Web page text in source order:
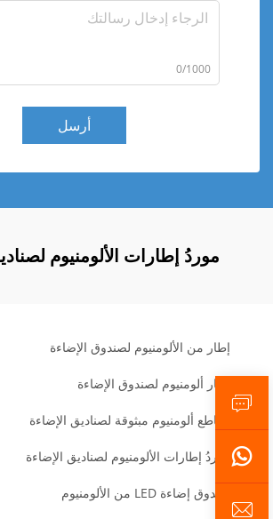
0/1000
أرسل
موردُ إطارات الألومنيوم
إطار من الألومنيوم لصندوق الإضاءة
إطار ألومنيوم لصندوق الإضاءة
مقاطع ألومنيوم مبثوقة لصناديق الإضاءة
موردُ إطارات الألومنيوم لصناديق الإضاءة
صندوق إضاءة LED من الألومنيوم